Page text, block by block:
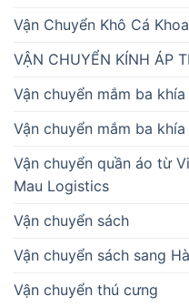
Vận Chuyển Khô Cá
VẬN CHUYỂN KÍNH ÁP
Vận chuyển mắm ba khía
Vận chuyển mắm ba
Vận chuyển quần áo từ
Mau Logistics
Vận chuyển sách
Vận chuyển sách sang
Vận chuyển thú cưng